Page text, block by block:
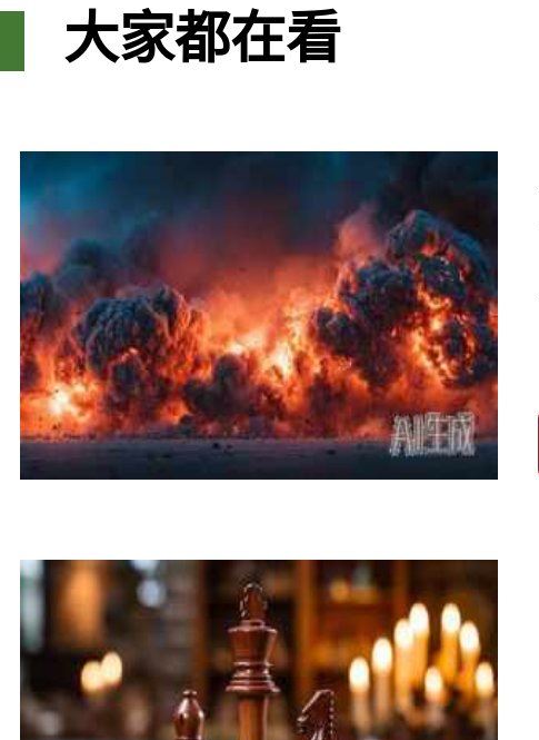
大家都在看